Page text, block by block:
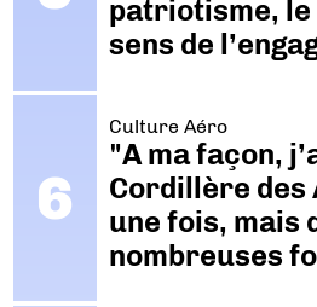
patriotisme,
sens de
Culture Aéro
"A ma façon,
Cordillère des
une fois, mais
nombreuses